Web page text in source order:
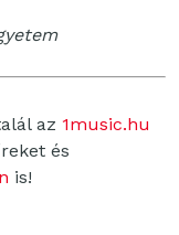
az 1music.hu
és
is!